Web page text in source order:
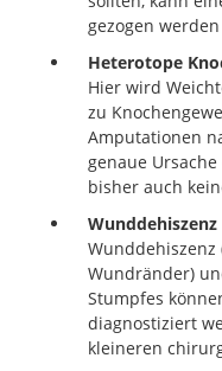
gezogen werden
Heterotope
Hier wird
zu
Amputationen
Pain
genaue
bisher auch
Wundränder)
Stumpfes
diagnostiziert
kleineren